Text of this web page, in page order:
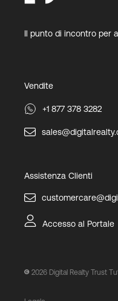
Il punto di incontro per
Vendite
+1 877 378 3282
Assistenza Clienti
Accesso al Portale
2026 Digital Realty Trust